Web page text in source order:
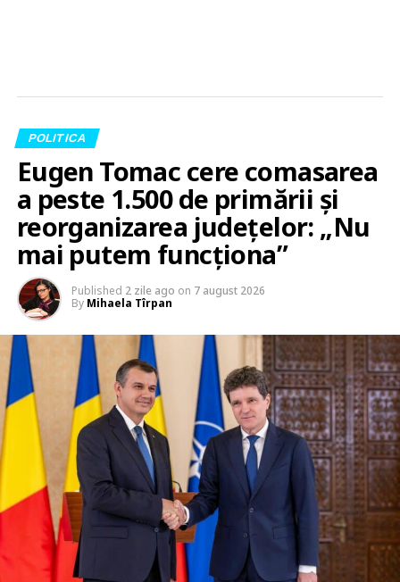
POLITICA
Eugen Tomac cere comasarea
a peste 1.500 de primării și
reorganizarea județelor: „Nu
mai putem funcționa”
Published 2 zile ago on 7 august 2026
By Mihaela Tîrpan